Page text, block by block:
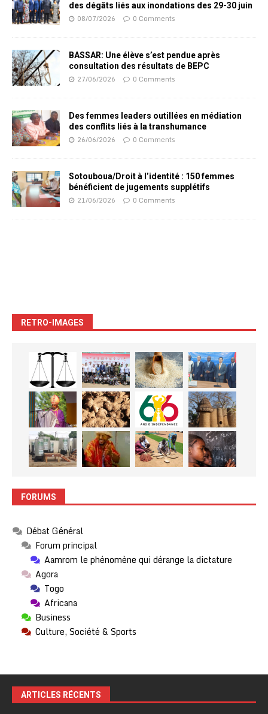
des dégâts liés aux inondations des 29-30 juin
08/07/2026 0 Comments
BASSAR: Une élève s’est pendue après
consultation des résultats de BEPC
27/06/2026 0 Comments
Des femmes leaders outillées en médiation
des conflits liés à la transhumance
26/06/2026 0 Comments
Sotouboua/Droit à l’identité : 150 femmes
bénéficient de jugements supplétifs
21/06/2026 0 Comments
RETRO-IMAGES
FORUMS
Débat Général
Forum principal
Aamrom le phénomène qui dérange la dictature
Agora
Togo
Africana
Business
Culture, Société & Sports
ARTICLES RÉCENTS